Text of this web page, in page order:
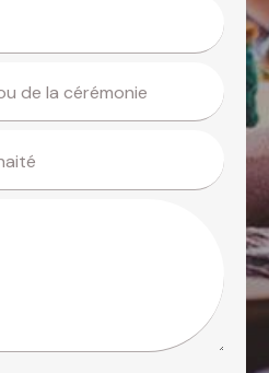
de la cérémonie